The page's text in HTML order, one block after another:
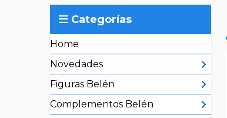
Categorías
Home
Novedades
Figuras Belén
Complementos Belén